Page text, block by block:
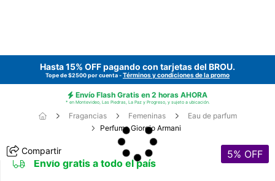
Hasta 15% OFF pagando con tarjetas del BROU.
Tope de $2500 por cuenta -Términos y condiciones de la promo
Envío Flash Gratis en 2 horas AHORA
* en Montevideo, Las Piedras, La Paz y Progreso, y sujeto a ubicación.
Fragancias Femeninas
Eau de parfum
Perfume Giorgio Armani
Compartir 5% OFF
Envío gratis a todo el país